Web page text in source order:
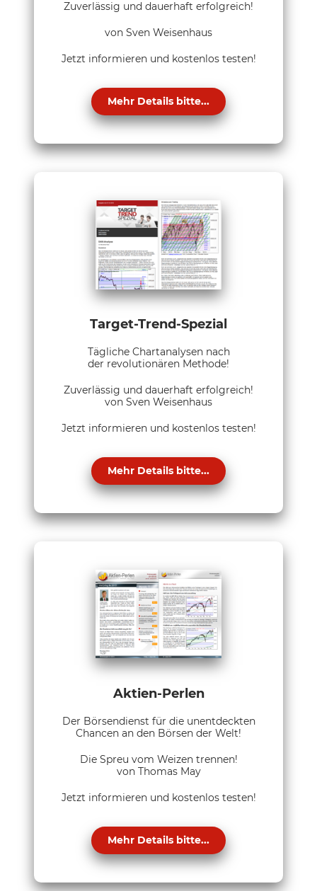
Zuverlässig und dauerhaft erfolgreich!
von Sven Weisenhaus
Jetzt informieren und kostenlos testen!
Mehr Details bitte...
Target-Trend-Spezial
Tägliche Chartanalysen nach
der revolutionären Methode!
Zuverlässig und dauerhaft erfolgreich!
von Sven Weisenhaus
Jetzt informieren und kostenlos testen!
Mehr Details bitte...
Aktien-Perlen
Der Börsendienst für die unentdeckten
Chancen an den Börsen der Welt!
Die Spreu vom Weizen trennen!
von Thomas May
Jetzt informieren und kostenlos testen!
Mehr Details bitte...